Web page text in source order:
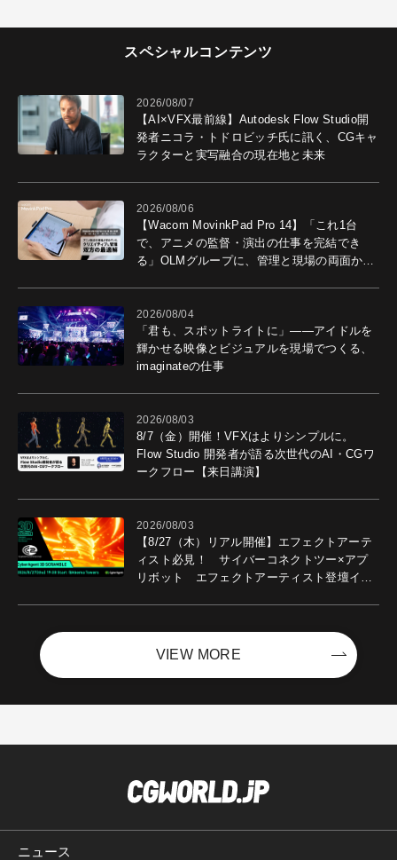
スペシャルコンテンツ
2026/08/07
【AI×VFX最前線】Autodesk Flow Studio開
発者ニコラ・トドロビッチ氏に訊く、CGキャ
ラクターと実写融合の現在地と未来
2026/08/06
【Wacom MovinkPad Pro 14】「これ1台
で、アニメの監督・演出の仕事を完結でき
る」OLMグループに、管理と現場の両面から
2026/08/04
「君も、スポットライトに」――アイドルを
輝かせる映像とビジュアルを現場でつくる、
imaginateの仕事
2026/08/03
8/7（金）開催！VFXはよりシンプルに。
Flow Studio 開発者が語る次世代のAI・CGワ
ークフロー【来日講演】
2026/08/03
【8/27（木）リアル開催】エフェクトアーテ
ィスト必見！ サイバーコネクトツー×アプ
リボット エフェクトアーティスト登壇イベ
VIEW MORE
ニュース